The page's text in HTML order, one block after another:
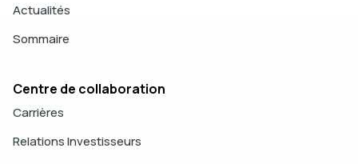
Actualités
Sommaire
Centre de collaboration
Carrières
Relations Investisseurs